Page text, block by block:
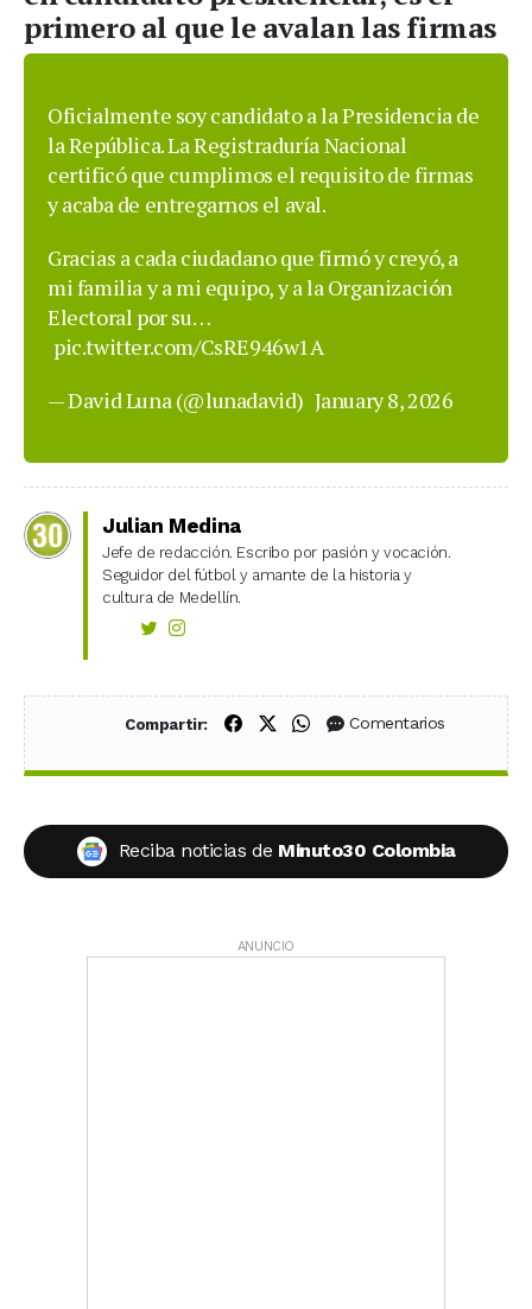
primero al que le avalan las firmas
Oficialmente soy candidato a la Presidencia de
la República. La Registraduría Nacional
certificó que cumplimos el requisito de firmas
y acaba de entregarnos el aval.
Gracias a cada ciudadano que firmó y creyó, a
mi familia y a mi equipo, y a la Organización
Electoral por su…
pic.twitter.com/CsRE946w1A
— David Luna (@lunadavid) January 8, 2026
Julian Medina
Jefe de redacción. Escribo por pasión y vocación.
Seguidor del fútbol y amante de la historia y
cultura de Medellín.
Compartir: Compartir en Facebook
Compartir en X (Twitter)
Compartir en WhatsApp
Comentarios
Reciba noticias de Minuto30 Colombia
ANUNCIO